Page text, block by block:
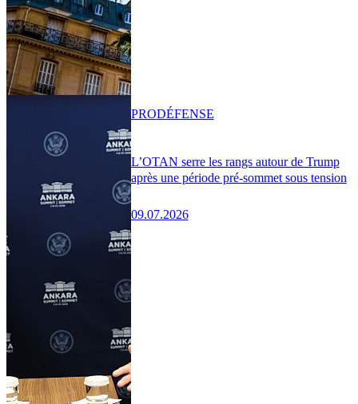
L’OTAN serre les rangs autour de Trump
après une période pré-sommet sous tension
09.07.2026
PRODÉFENSE